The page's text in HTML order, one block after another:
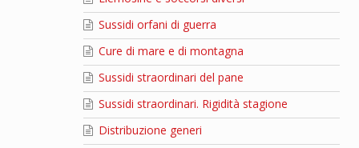
Sussidi orfani di guerra
Cure di mare e di montagna
Sussidi straordinari del pane
Sussidi straordinari. Rigidità stagione
Distribuzione generi